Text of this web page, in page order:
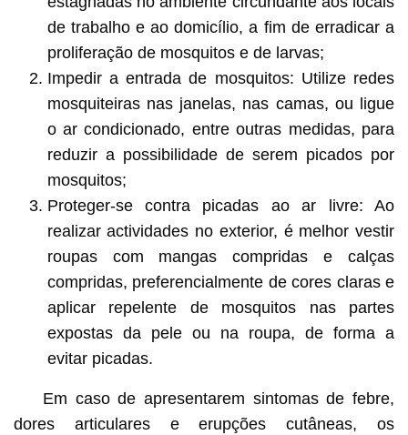
de trabalho e ao domicílio, a fim de erradicar a
proliferação de mosquitos e de larvas;
Impedir a entrada de mosquitos: Utilize redes
mosquiteiras nas janelas, nas camas, ou ligue
o ar condicionado, entre outras medidas, para
reduzir a possibilidade de serem picados por
mosquitos;
Proteger-se contra picadas ao ar livre: Ao
realizar actividades no exterior, é melhor vestir
roupas com mangas compridas e calças
compridas, preferencialmente de cores claras e
aplicar repelente de mosquitos nas partes
expostas da pele ou na roupa, de forma a
evitar picadas.
Em caso de apresentarem sintomas de febre,
dores articulares e erupções cutâneas, os